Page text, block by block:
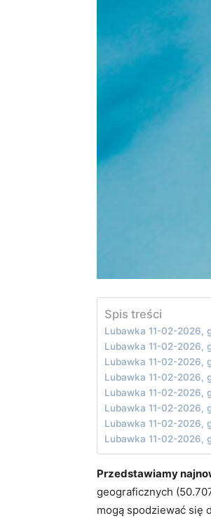
Spis treści
Lubawka 11-02-2026,
Lubawka 11-02-2026,
Lubawka 11-02-2026,
Lubawka 11-02-2026,
Lubawka 11-02-2026,
Lubawka 11-02-2026,
Lubawka 11-02-2026,
Lubawka 11-02-2026,
Przedstawiamy
geograficznych
mogą spodziewać się